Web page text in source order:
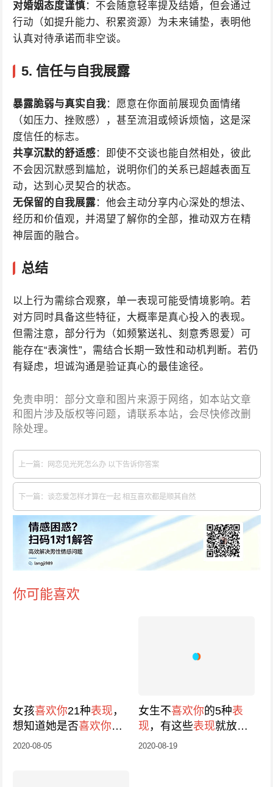
对婚姻态度谨慎：不会随意轻率提及结婚，但会通过
行动（如提升能力、积累资源）为未来铺垫，表明他
认真对待承诺而非空谈。
5. 信任与自我展露
暴露脆弱与真实自我：愿意在你面前展现负面情绪
（如压力、挫败感），甚至流泪或倾诉烦恼，这是深
度信任的标志。
共享沉默的舒适感：即使不交谈也能自然相处，彼此
不会因沉默感到尴尬，说明你们的关系已超越表面互
动，达到心灵契合的状态。
无保留的自我展露：他会主动分享内心深处的想法、
经历和价值观，并渴望了解你的全部，推动双方在精
神层面的融合。
总结
以上行为需综合观察，单一表现可能受情境影响。若
对方同时具备这些特征，大概率是真心投入的表现。
但需注意，部分行为（如频繁送礼、刻意秀恩爱）可
能存在“表演性”，需结合长期一致性和动机判断。若仍
有疑虑，坦诚沟通是验证真心的最佳途径。
免责申明：部分文章和图片来源于网络，如本站文章
和图片涉及版权等问题，请联系本站，会尽快修改删
除处理。
上一篇：网恋见光死怎么办 以下告诉你答案
下一篇：谈恋爱怎样才算在一起 相互喜欢都是顺其自然
你可能喜欢
女孩喜欢你21种表现 ，
想知道她是否喜欢你就
看表现
2020-08-05
女生不喜欢你的5种表
现 ，有这些表现就放手
吧
2020-08-19